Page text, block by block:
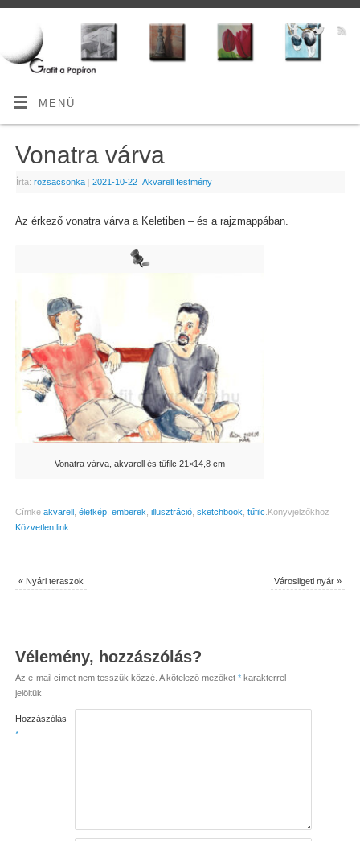
MENÜ
Vonatra várva
Írta: rozsacsonka | 2021-10-22 |Akvarell festmény
Az érkező vonatra várva a Keletiben – és a rajzmappában.
Vonatra várva, akvarell és tűfilc 21×14,8 cm
Címke akvarell életkép, emberek illusztráció, sketchbook tűfilc Könyvjelzőkhöz
Közvetlen link
«Nyári teraszok Városligeti nyár»
Vélemény, hozzászólás?
Az e-mail címet nem tesszük közzé. A kötelező mezőket *karakterrel
jelöltük
Hozzászólás
*